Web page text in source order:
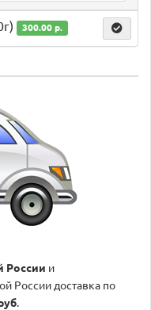
300.00 р.
России и
России доставка по
.